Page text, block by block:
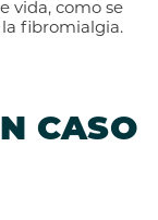
vida, como se
la fibromialgia.
CASO